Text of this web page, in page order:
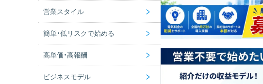
営業スタイル >
電話営業
メール営業
訪問営業
簡単・低リスクで始める >
未経験OK
内容がわかりやすい
高単価・高報酬 >
利益率の高い商材
ビジネスモデル >